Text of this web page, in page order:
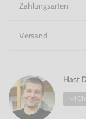
Zahlungsarten
Versand
Hast